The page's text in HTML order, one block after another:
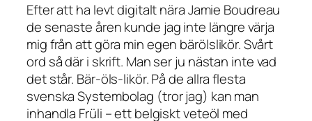
Efter att ha levt digitalt nära Jamie Boudreau
de senaste åren kunde jag inte längre värja
mig från att göra min egen bärölslikör. Svårt
ord så där i skrift. Man ser ju nästan inte vad
det står. Bär-öls-likör. På de allra flesta
svenska Systembolag (tror jag) kan man
inhandla Früli – ett belgiskt veteöl med